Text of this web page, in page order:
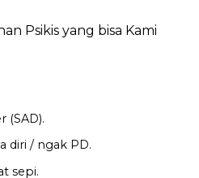
Psikis yang bisa Kami
(SAD).
diri / ngak PD.
sepi.